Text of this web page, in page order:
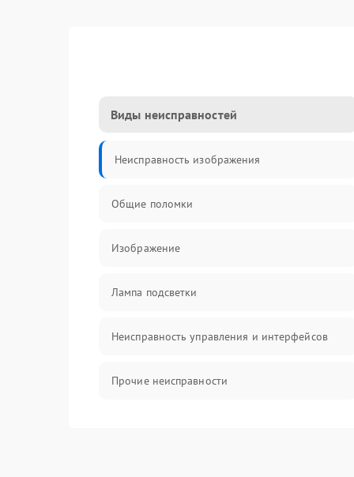
Виды неисправностей
Неисправность изображения
Общие поломки
Изображение
Лампа подсветки
Неисправность управления и интерфейсов
Прочие неисправности